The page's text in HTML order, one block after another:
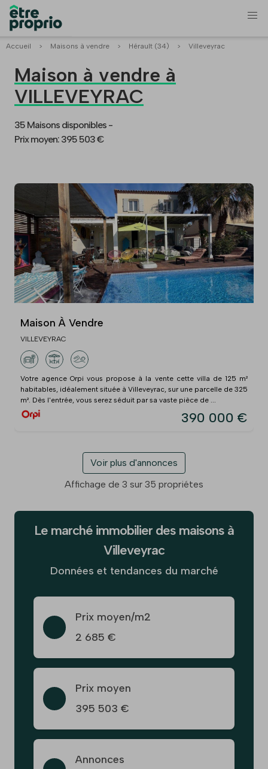
Accueil > Maisons à vendre > Hérault (34) > Villeveyrac
Maison à vendre à
VILLEVEYRAC
35 Maisons disponibles -
Prix moyen: 395 503 €
Maison À Vendre
VILLEVEYRAC
Votre agence Orpi vous propose à la vente cette villa de 125 m²
habitables, idéalement située à Villeveyrac, sur une parcelle de 325
m². Dès l'entrée, vous serez séduit par sa vaste pièce de ...
390 000 €
Voir plus d'annonces
Affichage de 3 sur 35 propriétes
Le marché immobilier des maisons à
Villeveyrac
Données et tendances du marché
Prix moyen/m2
2 685 €
Prix moyen
395 503 €
Annonces